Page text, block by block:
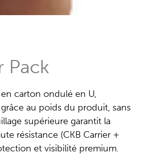
Pack
carton ondulé en U,
au poids du produit, sans
supérieure garantit la
résistance (CKB Carrier +
et visibilité premium.